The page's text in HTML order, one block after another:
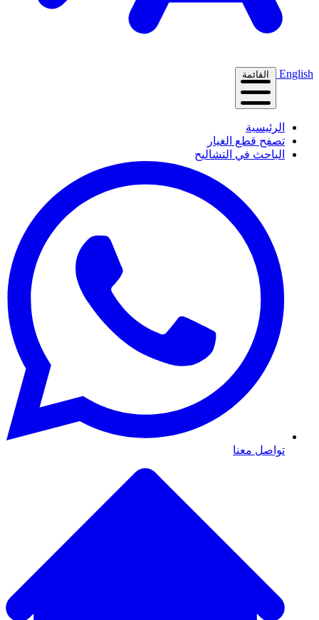
English القائمة
الرئيسية
تصفح قطع الغيار
الباحث في التشاليح
تواصل معنا